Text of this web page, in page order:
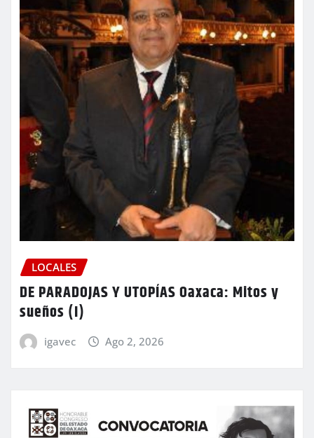
LOCALES
DE PARADOJAS Y UTOPÍAS Oaxaca: Mitos y
sueños (I)
igavec Ago 2, 2026